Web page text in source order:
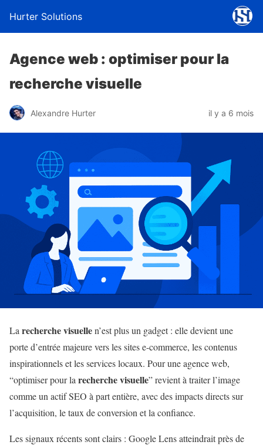
Hurter Solutions
Agence web : optimiser pour la
recherche visuelle
Alexandre Hurter il y a 6 mois
La recherche visuellen’est plus un gadget : elle devient une
porte d’entrée majeure vers les sites e-commerce, les contenus
inspirationnels et les services locaux. Pour une agence web,
“optimiser pour la recherche visuelle” revient à traiter l’image
comme un actif SEO à part entière, avec des impacts directs sur
l’acquisition, le taux de conversion et la confiance.
Les signaux récents sont clairs : Google Lens atteindrait près de